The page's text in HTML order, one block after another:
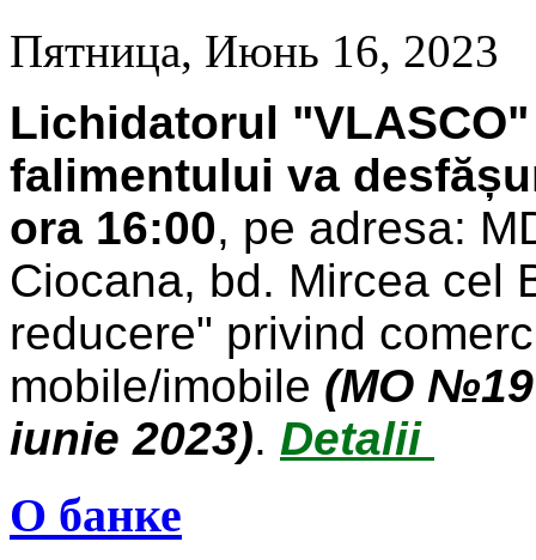
Пятница, Июнь 16, 2023
Lichidatorul
falimentului va
ora 16:00, pe adresa:
Ciocana, bd. Mircea cel
reducere" privind
mobile/imobile (MO
iunie 2023). Detalii
О банке